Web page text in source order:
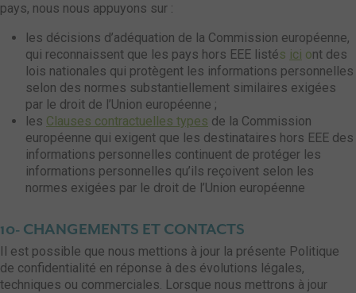
pays, nous nous appuyons sur :
les décisions d’adéquation de la Commission européenne,
qui reconnaissent que les pays hors EEE listés ici ont des
lois nationales qui protègent les informations personnelles
selon des normes substantiellement similaires exigées
par le droit de l’Union européenne ;
les Clauses contractuelles types de la Commission
européenne qui exigent que les destinataires hors EEE des
informations personnelles continuent de protéger les
informations personnelles qu’ils reçoivent selon les
normes exigées par le droit de l’Union européenne
10- CHANGEMENTS ET CONTACTS
Il est possible que nous mettions à jour la présente Politique
de confidentialité en réponse à des évolutions légales,
techniques ou commerciales. Lorsque nous mettrons à jour